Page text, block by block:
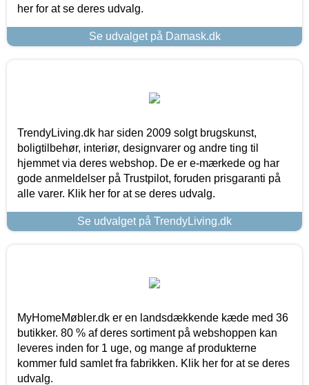
her for at se deres udvalg.
Se udvalget på Damask.dk
TrendyLiving.dk har siden 2009 solgt brugskunst,
boligtilbehør, interiør, designvarer og andre ting til
hjemmet via deres webshop. De er e-mærkede og har
gode anmeldelser på Trustpilot, foruden prisgaranti på
alle varer. Klik her for at se deres udvalg.
Se udvalget på TrendyLiving.dk
MyHomeMøbler.dk er en landsdækkende kæde med 36
butikker. 80 % af deres sortiment på webshoppen kan
leveres inden for 1 uge, og mange af produkterne
kommer fuld samlet fra fabrikken. Klik her for at se deres
udvalg.